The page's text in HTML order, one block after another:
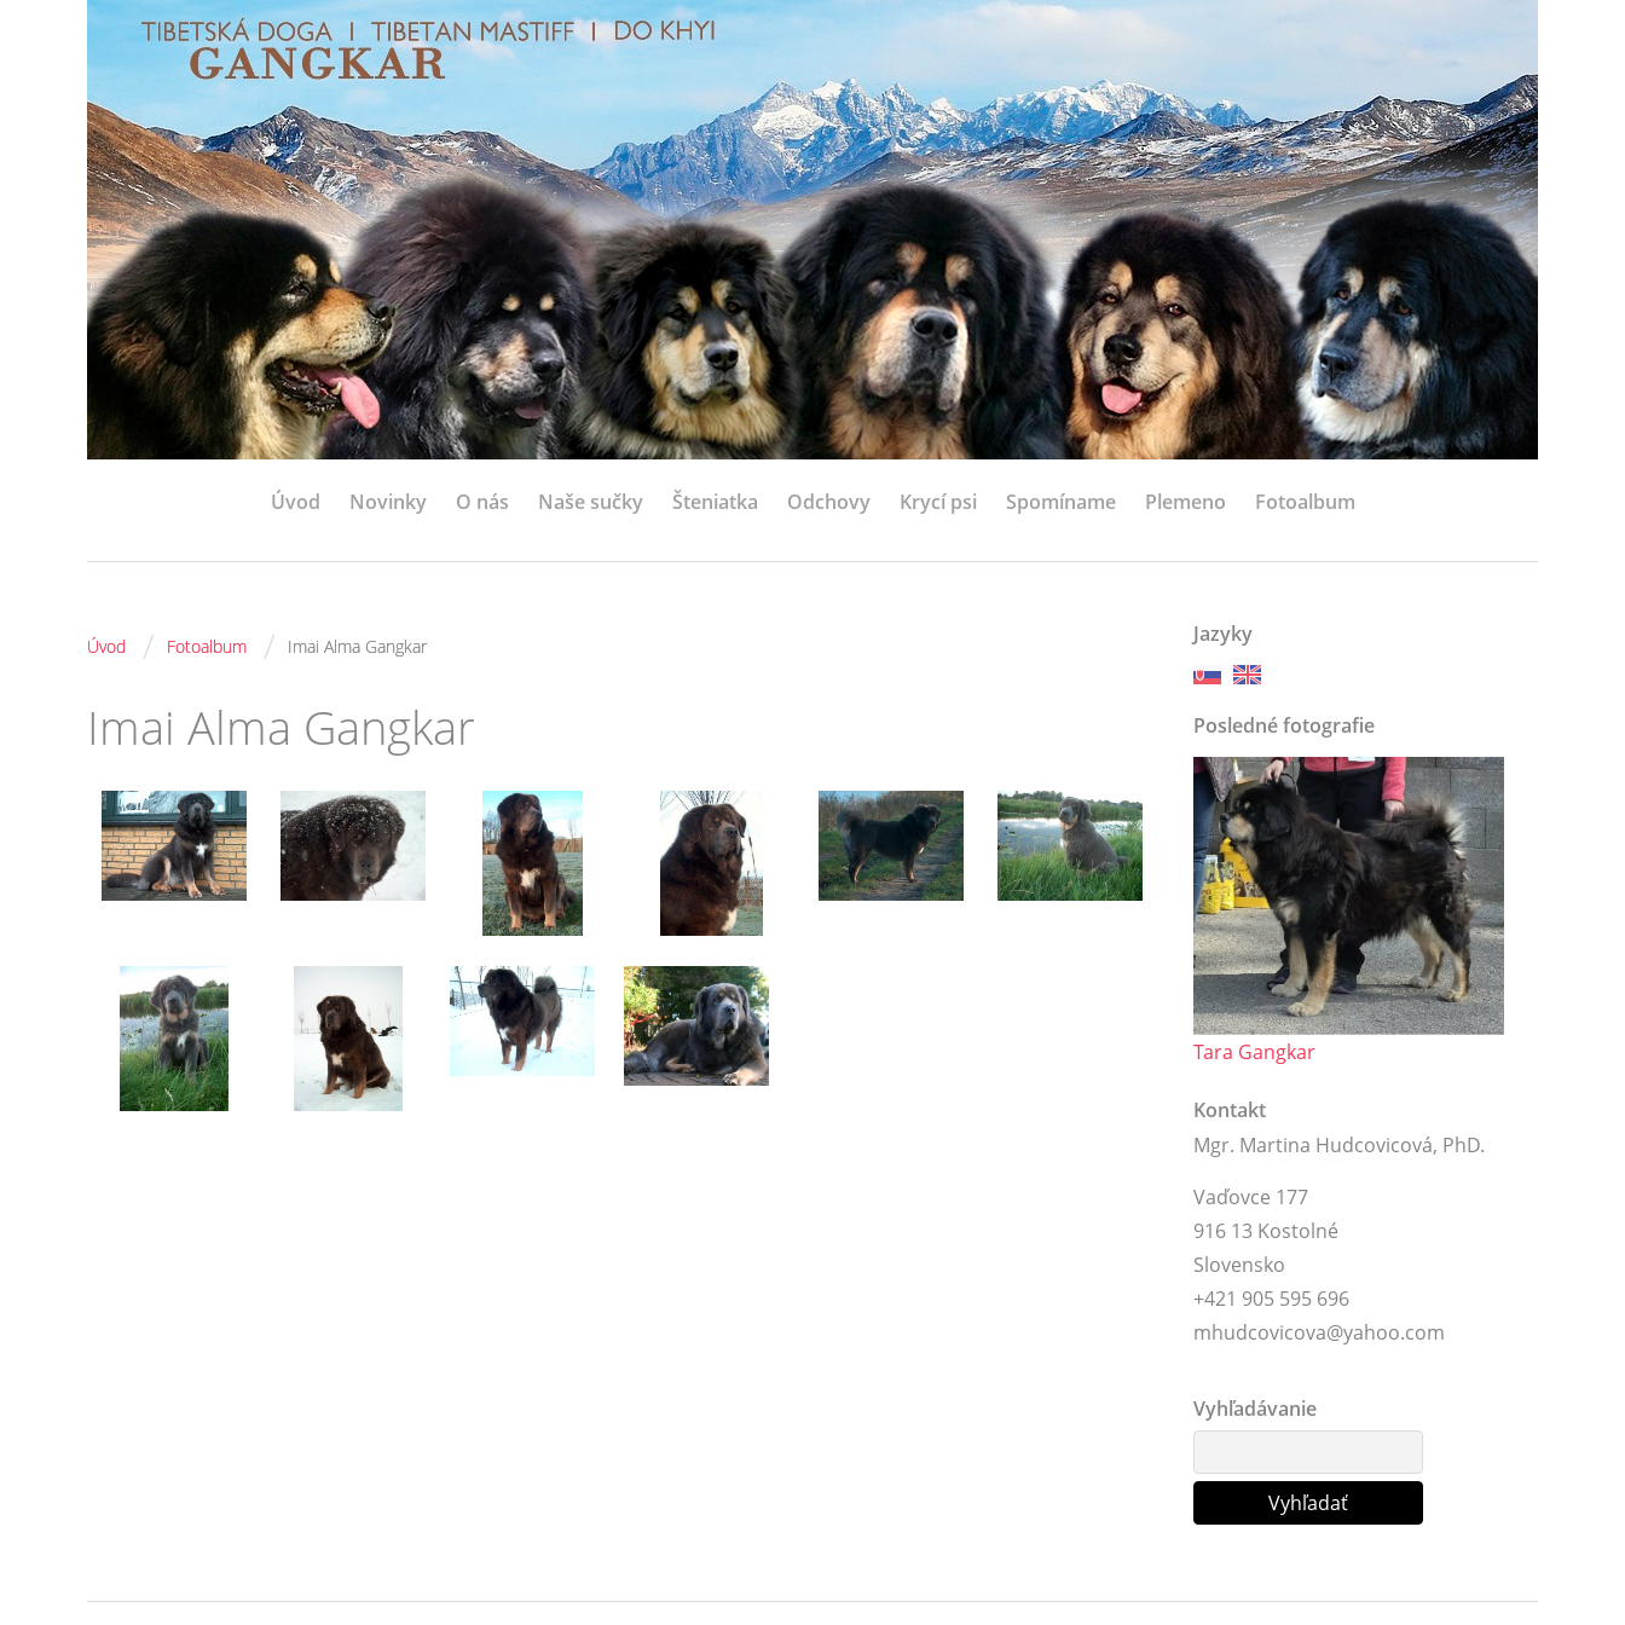
Úvod Novinky O nás Naše sučky Šteniatka Odchovy Krycí psi Spomíname Plemeno Fotoalbum
Úvod / Fotoalbum / Imai Alma Gangkar
Imai Alma Gangkar
Jazyky
Posledné fotografie
Tara Gangkar
Kontakt
Mgr. Martina Hudcovicová, PhD.
Vaďovce 177
916 13 Kostolné
Slovensko
+421 905 595 696
mhudcovicova@yahoo.com
Vyhľadávanie